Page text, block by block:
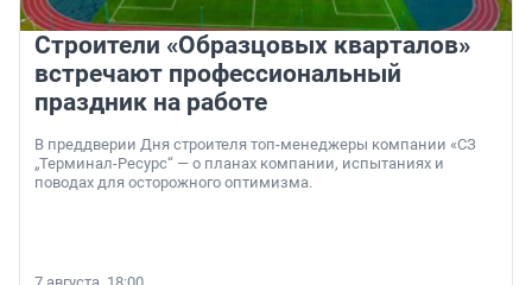
Строители «Образцовых кварталов»
встречают профессиональный
праздник на работе
В преддверии Дня строителя топ-менеджеры компании «СЗ
„Терминал-Ресурс“ — о планах компании, испытаниях и
поводах для осторожного оптимизма.